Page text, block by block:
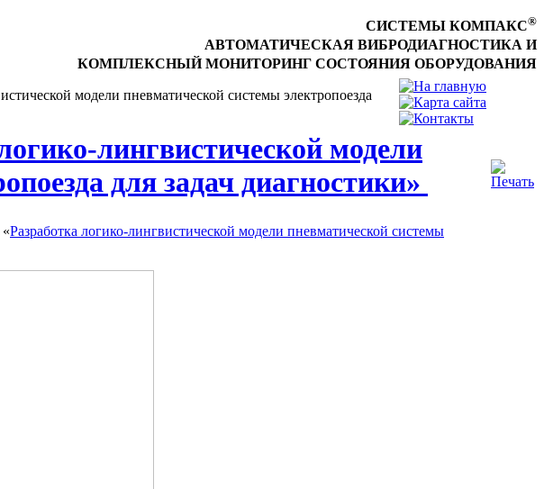
СИСТЕМЫ КОМПАКС®
АВТОМАТИЧЕСКАЯ ВИБРОДИАГНОСТИКА И
КОМПЛЕКСНЫЙ МОНИТОРИНГ СОСТОЯНИЯ ОБОРУДОВАНИЯ
модели пневматической системы электропоезда
лингвистической модели
для задач диагностики»
Разработка логико-лингвистической модели пневматической системы